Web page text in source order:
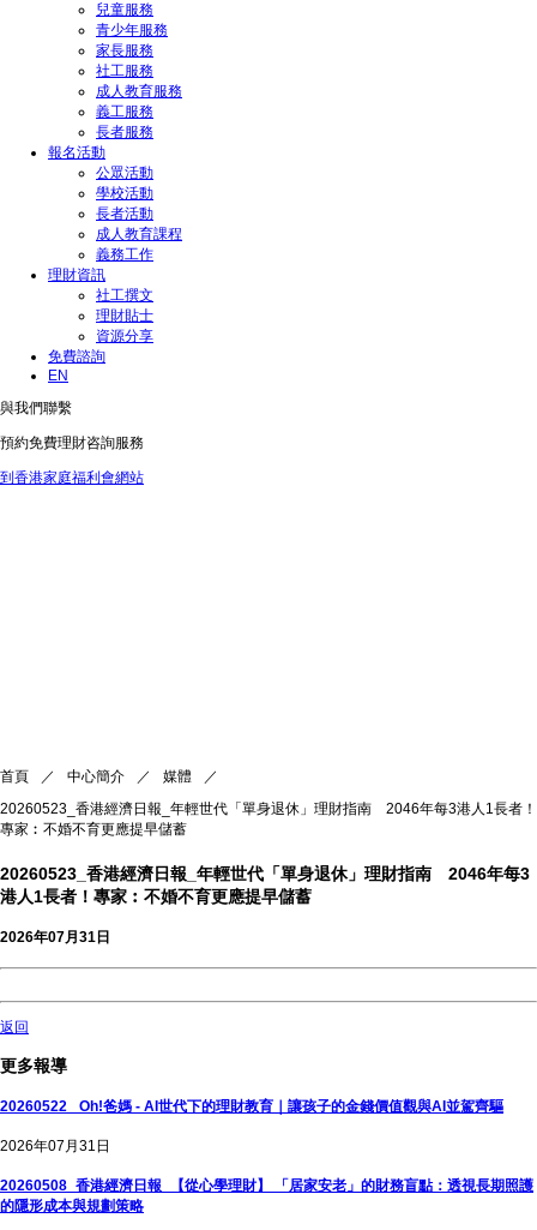
兒童服務
青少年服務
家長服務
社工服務
成人教育服務
義工服務
長者服務
報名活動
公眾活動
學校活動
長者活動
成人教育課程
義務工作
理財資訊
社工撰文
理財貼士
資源分享
免費諮詢
EN
與我們聯繫
預約免費理財咨詢服務
到香港家庭福利會網站
首頁 ／ 中心簡介 ／ 媒體
／
20260523_香港經濟日報_年輕世代「單身退休」理財指南 2046年每3港人1長者！
專家︰不婚不育更應提早儲蓄
20260523_香港經濟日報_年輕世代「單身退休」理財指南 2046年每3
港人1長者！專家︰不婚不育更應提早儲蓄
2026年07月31日
返回
更多報導
20260522_ Oh!爸媽 - AI世代下的理財教育｜讓孩子的金錢價值觀與AI並駕齊驅
2026年07月31日
20260508_香港經濟日報_【從心學理財】 「居家安老」的財務盲點：透視長期照護
的隱形成本與規劃策略